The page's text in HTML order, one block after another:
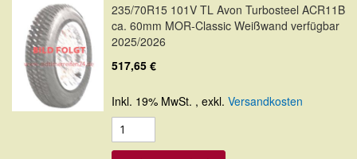
235/70R15 101V TL Avon Turbosteel ACR11B
ca. 60mm MOR-Classic Weißwand verfügbar
2025/2026
517,65 €
Inkl. 19% MwSt. , exkl. Versandkosten